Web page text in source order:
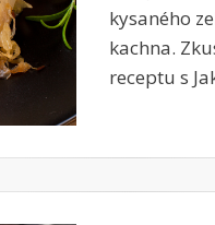
kysaného
kachna.
receptu s